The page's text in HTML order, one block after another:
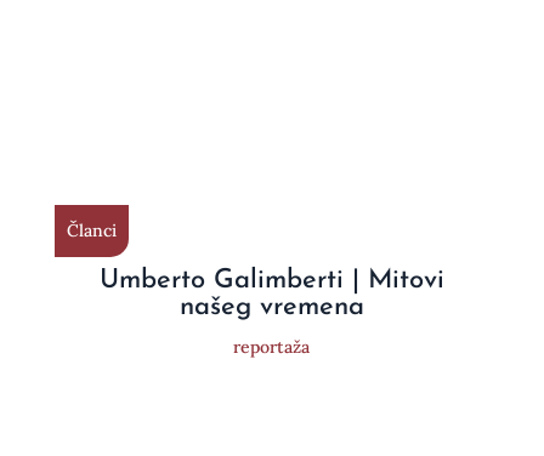
Članci
Umberto Galimberti | Mitovi
našeg vremena
reportaža